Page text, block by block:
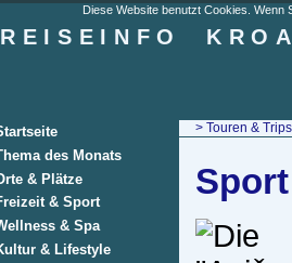
Diese Website benutzt Cookies. Wenn
REISEINFO
des Monats
& Plätze
& Sport
& Spa
& Lifestyle
> Touren & Trips